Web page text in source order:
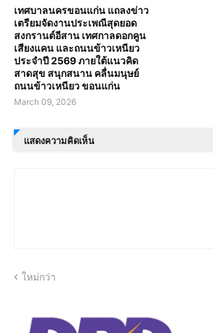
เทศบาลนครขอนแก่น แถลงข่าว
เตรียมจัดงานประเพณีสุดยอด
สงกรานต์อีสาน เทศกาลดอกคูน
เสียงแคน และถนนข้าวเหนียว
ประจำปี 2569 ภายใต้แนวคิด
สาดสุข สนุกสนาน คลื่นมนุษย์
ถนนข้าวเหนียว ขอนแก่น
March 09, 2026
แสดงความคิดเห็น
ใหม่กว่า